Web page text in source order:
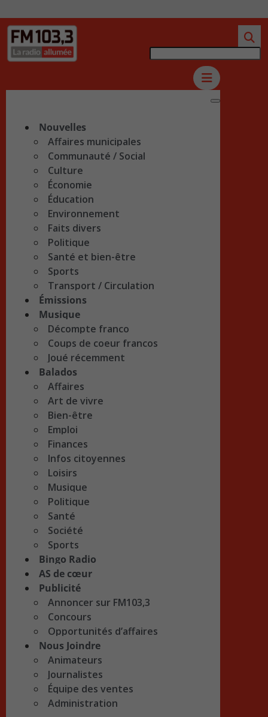
Nouvelles
Affaires municipales
Communauté / Social
Culture
Économie
Éducation
Environnement
Faits divers
Politique
Santé et bien-être
Sports
Transport / Circulation
Émissions
Musique
Décompte franco
Coups de coeur francos
Joué récemment
Balados
Affaires
Art de vivre
Bien-être
Emploi
Finances
Infos citoyennes
Loisirs
Musique
Politique
Santé
Société
Sports
Bingo Radio
AS de cœur
Publicité
Annoncer sur FM103,3
Concours
Opportunités d’affaires
Nous Joindre
Animateurs
Journalistes
Équipe des ventes
Administration